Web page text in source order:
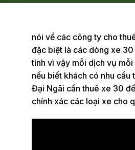
nói về các công ty cho
đặc biệt là các dòng xe
tỉnh vì vậy mỗi dịch vụ
nếu biết khách có nhu cầu
Đại Ngãi cần thuê xe 30
chính xác các loại xe cho